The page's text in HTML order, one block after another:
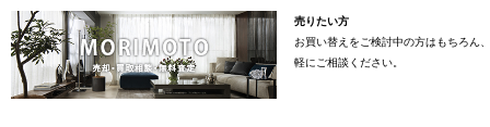
売りたい方
お買い替えをご検討中の方はもちろん
軽にご相談ください。